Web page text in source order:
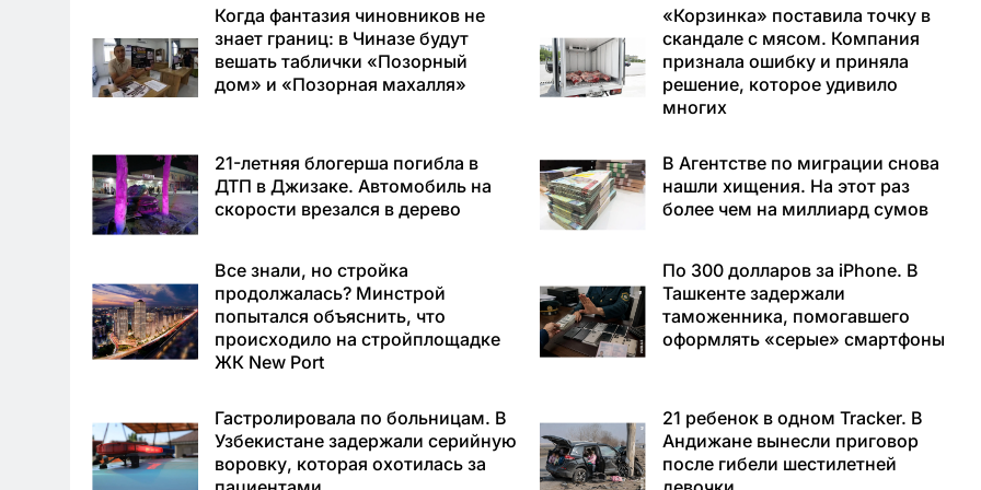
Когда фантазия чиновников не
знает границ: в Чиназе будут
вешать таблички «Позорный
дом» и «Позорная махалля»
«Корзинка» поставила точку в
скандале с мясом. Компания
признала ошибку и приняла
решение, которое удивило
многих
21-летняя блогерша погибла в
ДТП в Джизаке. Автомобиль на
скорости врезался в дерево
В Агентстве по миграции снова
нашли хищения. На этот раз
более чем на миллиард сумов
Все знали, но стройка
продолжалась? Минстрой
попытался объяснить, что
происходило на стройплощадке
ЖК New Port
По 300 долларов за iPhone. В
Ташкенте задержали
таможенника, помогавшего
оформлять «серые» смартфоны
Гастролировала по больницам. В
Узбекистане задержали серийную
воровку, которая охотилась за
21 ребенок в одном Tracker. В
Андижане вынесли приговор
после гибели шестилетней